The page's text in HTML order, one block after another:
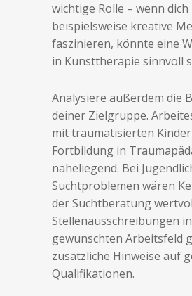
wichtige Rolle – wenn dich
beispielsweise kreative
faszinieren, könnte eine
in Kunsttherapie sinnvoll
Analysiere außerdem die
deiner Zielgruppe.
mit traumatisierten
Fortbildung in
naheliegend. Bei
Suchtproblemen wären
der Suchtberatung
Stellenausschreibungen
gewünschten Arbeitsfeld
zusätzliche Hinweise auf
Qualifikationen.